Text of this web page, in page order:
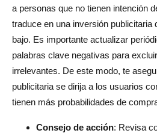
a personas que no tienen intención
traduce en una inversión
bajo. Es importante actualizar
palabras clave negativas para
irrelevantes. De este modo, te
publicitaria se dirija a los usuarios
tienen más probabilidades de
Consejo de acción: Revisa